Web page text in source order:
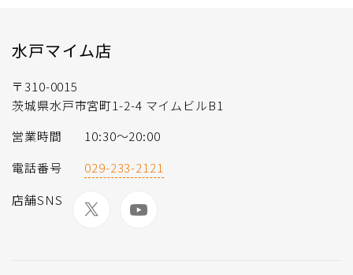
水戸マイム店
〒310-0015
茨城県水戸市宮町1-2-4 マイムビルB1
営業時間
10:30～20:00
電話番号
029-233-2121
店舗SNS